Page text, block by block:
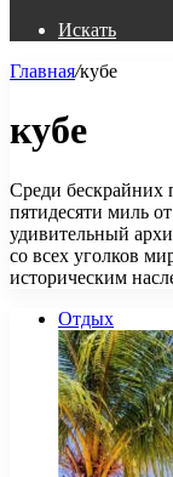
Искать
Главная/кубе
кубе
Среди бескрайних
пятидесяти миль
удивительный
со всех уголков
историческим
Отдых